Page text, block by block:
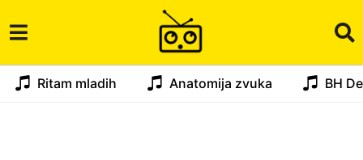
Ritam mladih Anatomija zvuka BH